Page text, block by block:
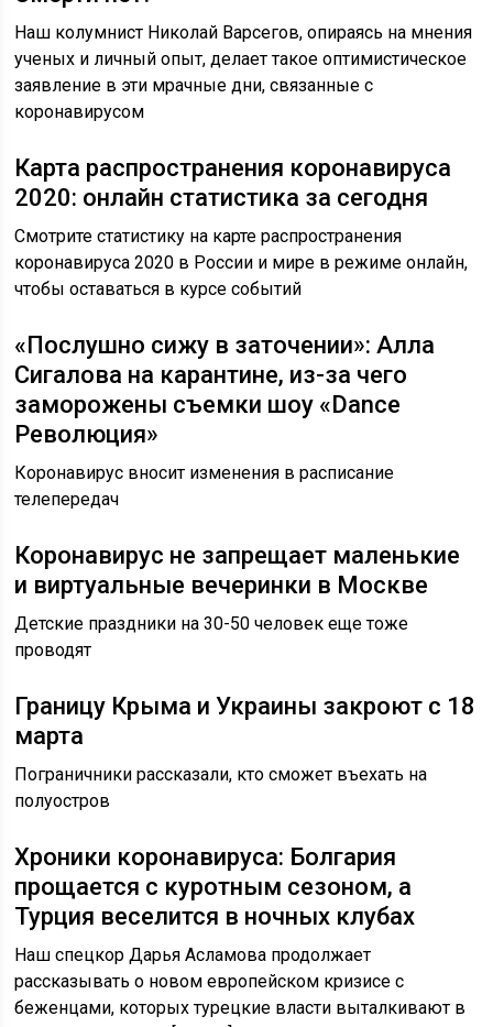
Наш колумнист Николай Варсегов, опираясь на мнения
ученых и личный опыт, делает такое оптимистическое
заявление в эти мрачные дни, связанные с
коронавирусом
Карта распространения коронавируса
2020: онлайн статистика за сегодня
Смотрите статистику на карте распространения
коронавируса 2020 в России и мире в режиме онлайн,
чтобы оставаться в курсе событий
«Послушно сижу в заточении»: Алла
Сигалова на карантине, из-за чего
заморожены съемки шоу «Dance
Революция»
Коронавирус вносит изменения в расписание
телепередач
Коронавирус не запрещает маленькие
и виртуальные вечеринки в Москве
Детские праздники на 30-50 человек еще тоже
проводят
Границу Крыма и Украины закроют с 18
марта
Пограничники рассказали, кто сможет въехать на
полуостров
Хроники коронавируса: Болгария
прощается с куротным сезоном, а
Турция веселится в ночных клубах
Наш спецкор Дарья Асламова продолжает
рассказывать о новом европейском кризисе с
беженцами, которых турецкие власти выталкивают в